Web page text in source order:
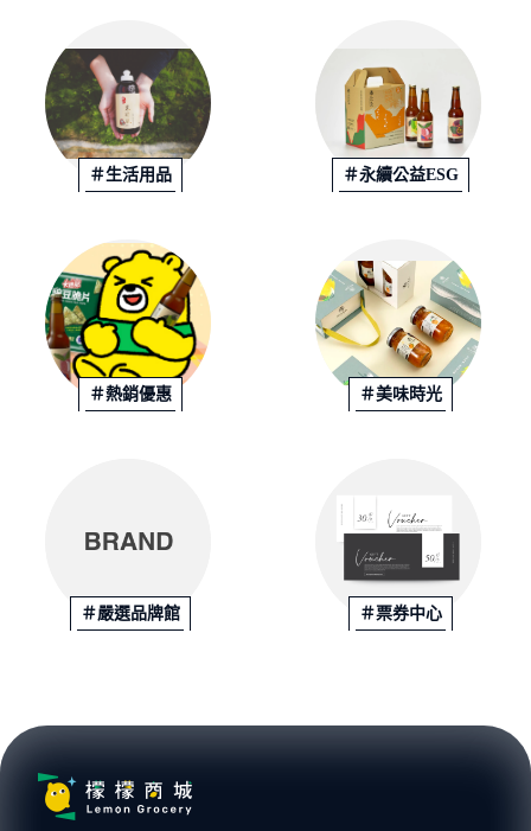
＃生活用品 ＃永續公益ESG
＃熱銷優惠 ＃美味時光
＃嚴選品牌館 ＃票券中心